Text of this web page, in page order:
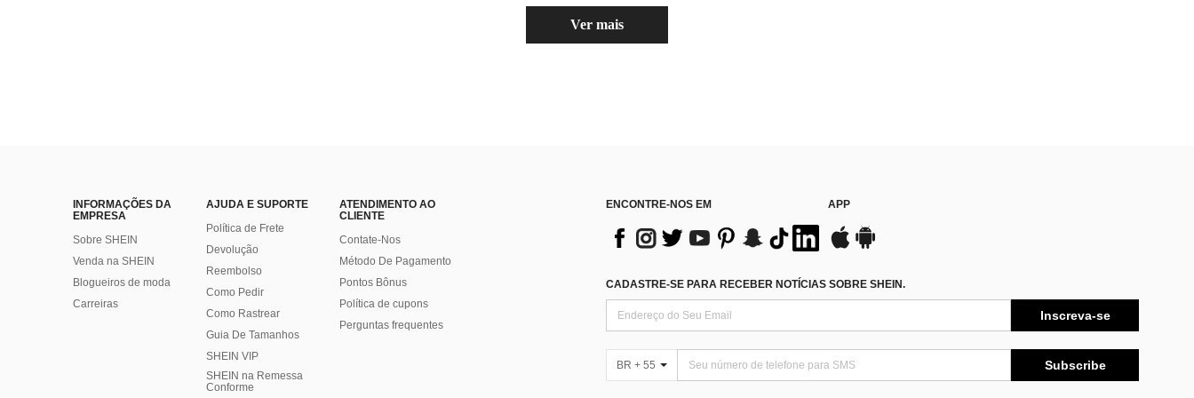
Ver mais
INFORMAÇÕES DA
EMPRESA
Sobre SHEIN
Venda na SHEIN
Blogueiros de moda
Carreiras
AJUDA E SUPORTE
Política de Frete
Devolução
Reembolso
Como Pedir
Como Rastrear
Guia De Tamanhos
SHEIN VIP
SHEIN na Remessa
Conforme
ATENDIMENTO AO
CLIENTE
Contate-Nos
Método De Pagamento
Pontos Bônus
Política de cupons
Perguntas frequentes
ENCONTRE-NOS EM APP
CADASTRE-SE PARA RECEBER NOTÍCIAS SOBRE SHEIN.
Inscreva-se
BR + 55 Subscribe